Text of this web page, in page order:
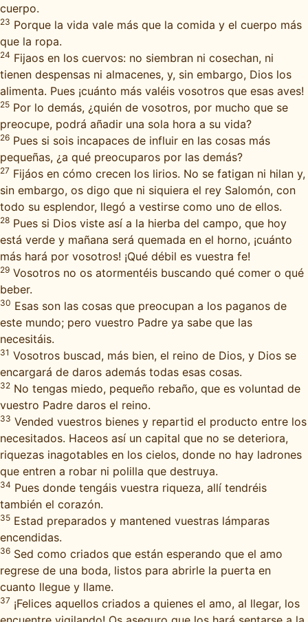
cuerpo.
23 Porque la vida vale más que la comida y el cuerpo más
que la ropa.
24 Fijaos en los cuervos: no siembran ni cosechan, ni
tienen despensas ni almacenes, y, sin embargo, Dios los
alimenta. Pues ¡cuánto más valéis vosotros que esas aves!
25 Por lo demás, ¿quién de vosotros, por mucho que se
preocupe, podrá añadir una sola hora a su vida?
26 Pues si sois incapaces de influir en las cosas más
pequeñas, ¿a qué preocuparos por las demás?
27 Fijáos en cómo crecen los lirios. No se fatigan ni hilan y,
sin embargo, os digo que ni siquiera el rey Salomón, con
todo su esplendor, llegó a vestirse como uno de ellos.
28 Pues si Dios viste así a la hierba del campo, que hoy
está verde y mañana será quemada en el horno, ¡cuánto
más hará por vosotros! ¡Qué débil es vuestra fe!
29 Vosotros no os atormentéis buscando qué comer o qué
beber.
30 Esas son las cosas que preocupan a los paganos de
este mundo; pero vuestro Padre ya sabe que las
necesitáis.
31 Vosotros buscad, más bien, el reino de Dios, y Dios se
encargará de daros además todas esas cosas.
32 No tengas miedo, pequeño rebaño, que es voluntad de
vuestro Padre daros el reino.
33 Vended vuestros bienes y repartid el producto entre los
necesitados. Haceos así un capital que no se deteriora,
riquezas inagotables en los cielos, donde no hay ladrones
que entren a robar ni polilla que destruya.
34 Pues donde tengáis vuestra riqueza, allí tendréis
también el corazón.
35 Estad preparados y mantened vuestras lámparas
encendidas.
36 Sed como criados que están esperando que el amo
regrese de una boda, listos para abrirle la puerta en
cuanto llegue y llame.
37 ¡Felices aquellos criados a quienes el amo, al llegar, los